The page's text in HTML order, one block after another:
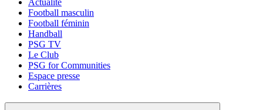
Football masculin
Football féminin
Handball
PSG TV
Le Club
PSG for Communities
Espace presse
Carrières